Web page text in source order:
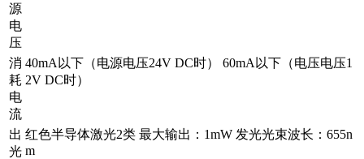
源
电
压
消
耗
电
流
40mA以下（电源电压24V DC时） 60mA以下（电压电压1
2V DC时）
出
光
红色半导体激光2类 最大输出：1mW 发光光束波长：655n
m